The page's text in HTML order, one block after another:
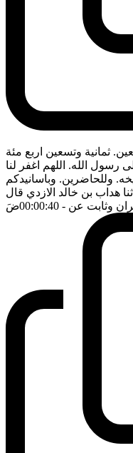
ثمانية وتسعين اربع مئة
رسول الله. اللهم اغفر لنا
وللحاضرين. وباسانيدكم
هداب بن خالد الازدي قال
وثابت عن - 00:00:40 ضَ